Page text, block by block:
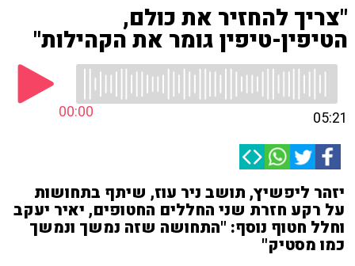
"צריך להחזיר את כולם,
הטיפין-טיפין גומר את הקהילות"
00:00 05:21
יזהר ליפשיץ, תושב ניר עוז, שיתף בתחושות
על רקע חזרת שני החללים החטופים, יאיר יעקב
וחלל חטוף נוסף: "התחושה שזה נמשך ונמשך
כמו מסטיק"